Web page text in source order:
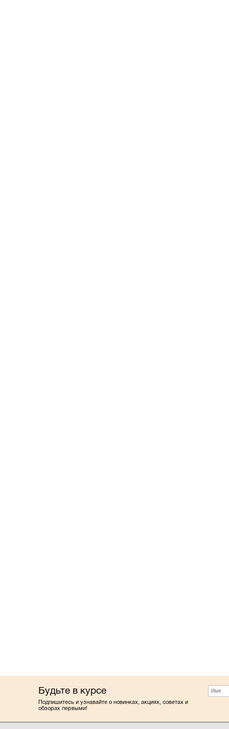
Будьте в курсе
Подпишитесь и узнавайте о новинках, акциях, советах и
обзорах первыми!